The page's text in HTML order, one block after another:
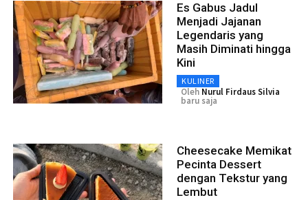
Es Gabus Jadul
Menjadi Jajanan
Legendaris yang
Masih Diminati hingga
Kini
KULINER
Oleh Nurul Firdaus Silvia
baru saja
Cheesecake Memikat
Pecinta Dessert
dengan Tekstur yang
Lembut